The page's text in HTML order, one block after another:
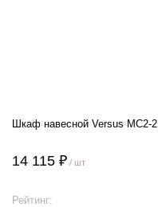
Шкаф навесной Versus MC2-2
14 115 ₽ / шт
Рейтинг: